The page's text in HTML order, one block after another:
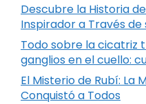
Descubre la Historia
Inspirador a Través de
Todo sobre la cicatriz
ganglios en el cuello:
El Misterio de Rubí: La
Conquistó a Todos